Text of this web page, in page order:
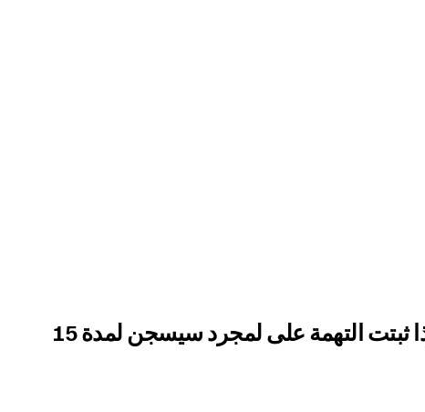
فيديو.. محامي مغربي في فرنسا : إذا ثبتت التهمة على لمجرد سيسجن لمدة 15